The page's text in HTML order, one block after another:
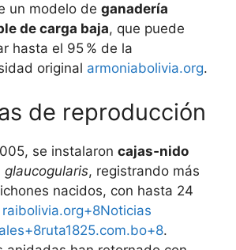
un modelo de ganadería
de carga baja, que puede
hasta el 95 % de la
original armoniabolivia.org.
de reproducción
se instalaron cajas‑nido
glaucogularis, registrando más
nacidos, con hasta 24
raibolivia.org+8Noticias
.